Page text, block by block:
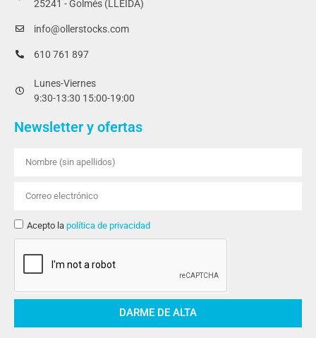
25241 - Golmés (LLEIDA)
info@ollerstocks.com
610 761 897
Lunes-Viernes
9:30-13:30 15:00-19:00
Newsletter y ofertas
Acepto la política de privacidad
DARME DE ALTA